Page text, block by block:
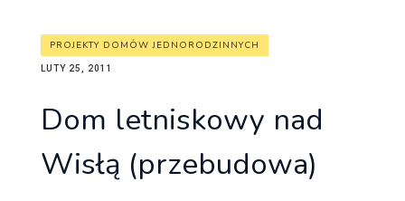
PROJEKTY DOMÓW JEDNORODZINNYCH
LUTY 25, 2011
Dom letniskowy nad
Wisłą (przebudowa)